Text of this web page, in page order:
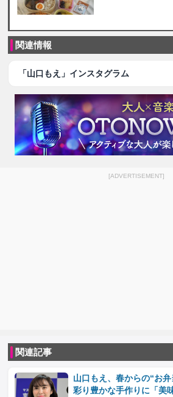
関連情報
「山口もえ」インスタグラム
[ADVERTISEMENT]
関連記事
山口もえ、春からの“お
彩り豊かな手作りに「美